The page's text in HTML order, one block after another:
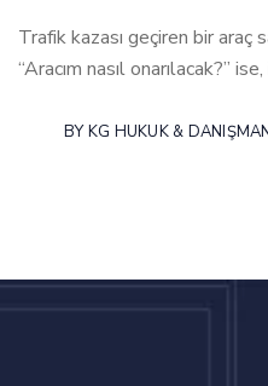
Trafik kazası geçiren bir araç
“Aracım nasıl onarılacak?”
BYKG HUKUK &